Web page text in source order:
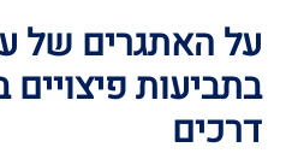
על האתגרים של
בתביעות פיצויים
דרכים